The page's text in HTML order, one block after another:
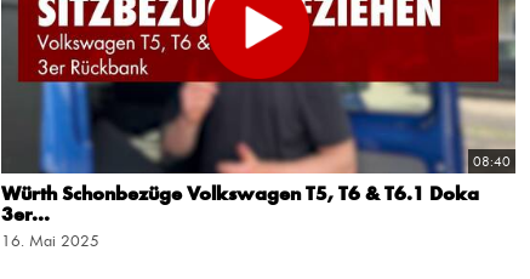
08:40
Würth Schonbezüge Volkswagen T5, T6 & T6.1 Doka
3er...
16. Mai 2025